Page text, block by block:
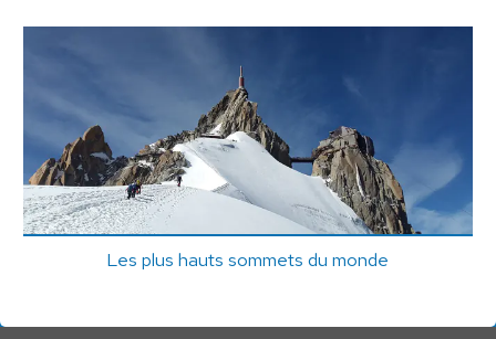
Les plus hauts sommets du monde